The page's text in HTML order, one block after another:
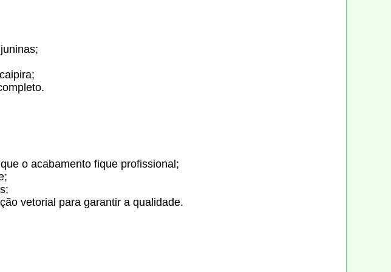
o acabamento fique profissional;
vetorial para garantir a qualidade.